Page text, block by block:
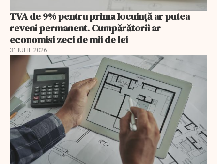
TVA de 9% pentru prima locuință ar putea
reveni permanent. Cumpărătorii ar
economisi zeci de mii de lei
31 IULIE 2026